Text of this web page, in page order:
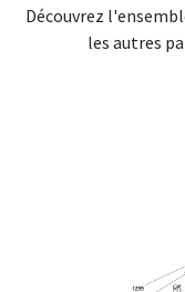
Découvrez
les autres